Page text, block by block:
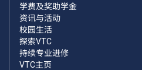
学费及奖助学金
资讯与活动
校园生活
探索VTC
持续专业进修
VTC主页